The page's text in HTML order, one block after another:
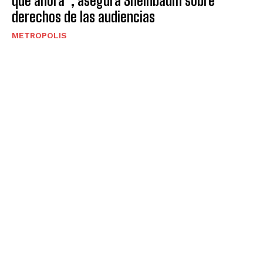
derechos de las audiencias
METROPOLIS